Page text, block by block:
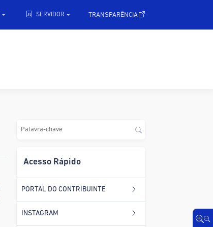
SERVIDOR TRANSPARÊNCIA
Acesso Rápido
PORTAL DO CONTRIBUINTE
INSTAGRAM